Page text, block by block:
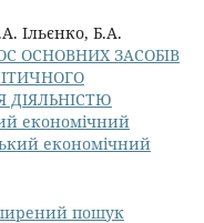
Ільєнко, Б.А.
ОСНОВНИХ ЗАСОБІВ
ДІЯЛЬНІСТЮ
економічний
економічний
пошук